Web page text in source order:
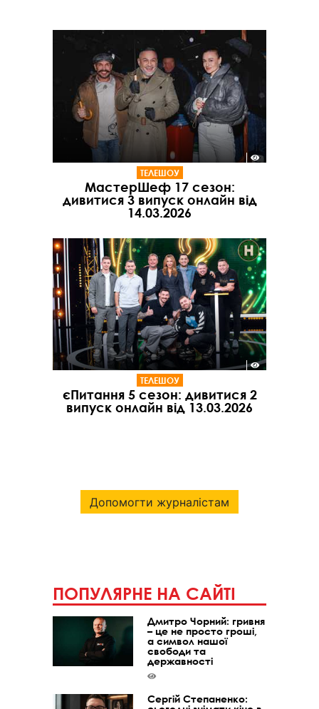
ТЕЛЕШОУ
МастерШеф 17 сезон:
дивитися 3 випуск онлайн від
14.03.2026
ТЕЛЕШОУ
єПитання 5 сезон: дивитися 2
випуск онлайн від 13.03.2026
Допомогти журналістам
ПОПУЛЯРНЕ НА САЙТІ
Дмитро Чорний: гривня
– це не просто гроші,
а символ нашої
свободи та
державності
Сергій Степаненко: